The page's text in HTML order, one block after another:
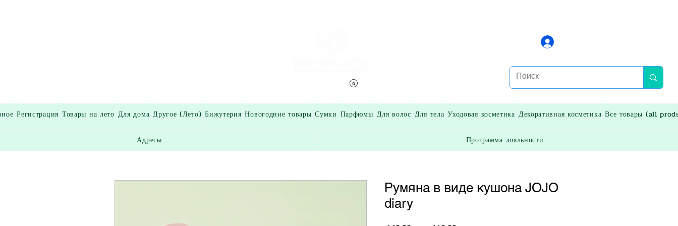
Регистрация Товары на лето Для дома Другое (Лето) Бижутерия Новогодние товары Сумки Парфюмы Для волос Для тела Уходовая косметика Декоративная косметика Все товары (all
Адресы Программа лояльности
Румяна в виде кушона JOJO
diary